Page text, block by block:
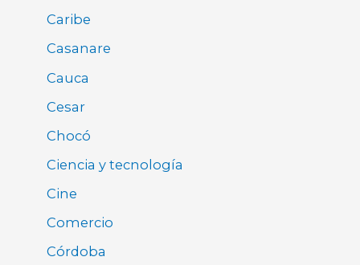
Caribe
Casanare
Cauca
Cesar
Chocó
Ciencia y tecnología
Cine
Comercio
Córdoba